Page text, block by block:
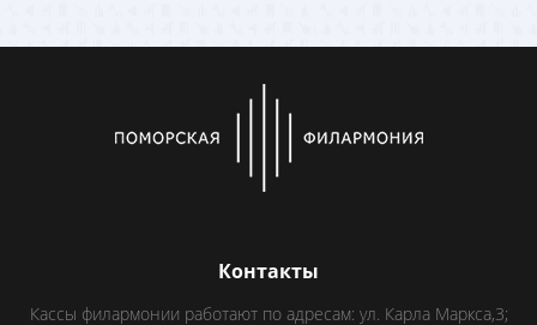
Контакты
Кассы филармонии работают по адресам: ул. Карла Маркса,3;